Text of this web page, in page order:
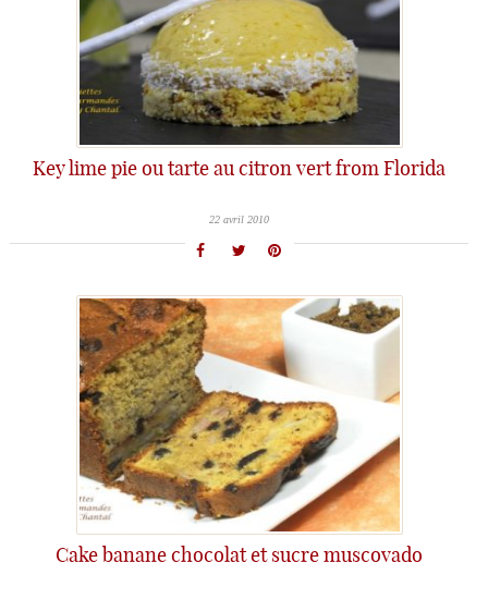
Key lime pie ou tarte au citron vert from Florida
22 avril 2010
Cake banane chocolat et sucre muscovado